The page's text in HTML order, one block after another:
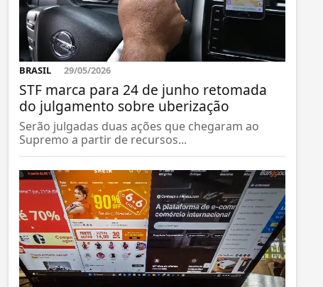
BRASIL 29/05/2026
STF marca para 24 de junho retomada
do julgamento sobre uberização
Serão julgadas duas ações que chegaram ao
Supremo a partir de recursos...